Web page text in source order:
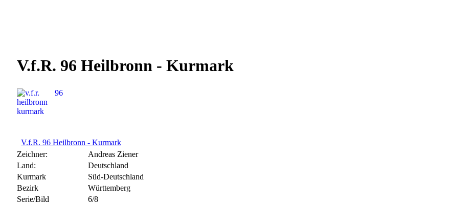
V.f.R. 96 Heilbronn - Kurmark
V.f.R. 96 Heilbronn - Kurmark
Zeichner:
Andreas Ziener
Land:
Deutschland
Kurmark
Süd-Deutschland
Bezirk
Württemberg
Serie/Bild
6/8